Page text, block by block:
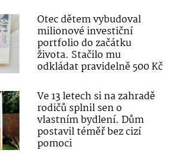
Otec dětem vybudoval
milionové investiční
portfolio do začátku
života. Stačilo mu
odkládat pravidelně 500 Kč
Ve 13 letech si na zahradě
rodičů splnil sen o
vlastním bydlení. Dům
postavil téměř bez cizí
pomoci